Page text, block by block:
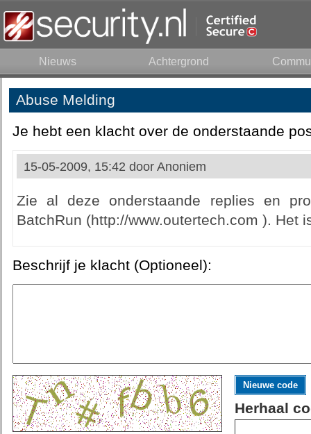
Nieuws Achtergrond
Abuse Melding
Je hebt een klacht over de onderstaande
15-05-2009, 15:42 door Anoniem
Zie al deze onderstaande replies en
BatchRun (http://www.outertech.com ). Het
Beschrijf je klacht (Optioneel):
Nieuwe code
Herhaal